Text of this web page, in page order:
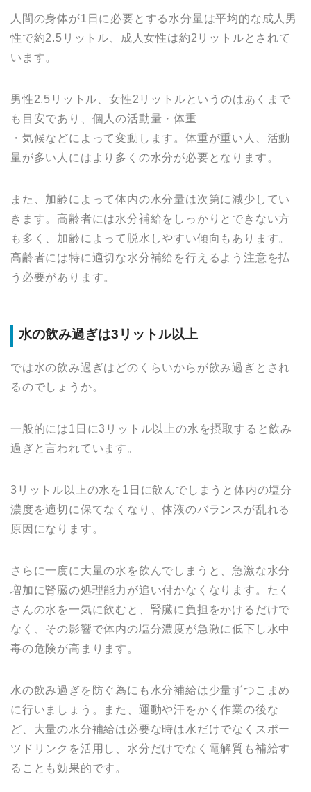
人間の身体が1日に必要とする水分量は平均的な成人男
性で約2.5リットル、成人女性は約2リットルとされて
います。
男性2.5リットル、女性2リットルというのはあくまで
も目安であり、個人の活動量・体重
・気候などによって変動します。体重が重い人、活動
量が多い人にはより多くの水分が必要となります。
また、加齢によって体内の水分量は次第に減少してい
きます。高齢者には水分補給をしっかりとできない方
も多く、加齢によって脱水しやすい傾向もあります。
高齢者には特に適切な水分補給を行えるよう注意を払
う必要があります。
水の飲み過ぎは3リットル以上
では水の飲み過ぎはどのくらいからが飲み過ぎとされ
るのでしょうか。
一般的には1日に3リットル以上の水を摂取すると飲み
過ぎと言われています。
3リットル以上の水を1日に飲んでしまうと体内の塩分
濃度を適切に保てなくなり、体液のバランスが乱れる
原因になります。
さらに一度に大量の水を飲んでしまうと、急激な水分
増加に腎臓の処理能力が追い付かなくなります。たく
さんの水を一気に飲むと、腎臓に負担をかけるだけで
なく、その影響で体内の塩分濃度が急激に低下し水中
毒の危険が高まります。
水の飲み過ぎを防ぐ為にも水分補給は少量ずつこまめ
に行いましょう。また、運動や汗をかく作業の後な
ど、大量の水分補給は必要な時は水だけでなくスポー
ツドリンクを活用し、水分だけでなく電解質も補給す
ることも効果的です。